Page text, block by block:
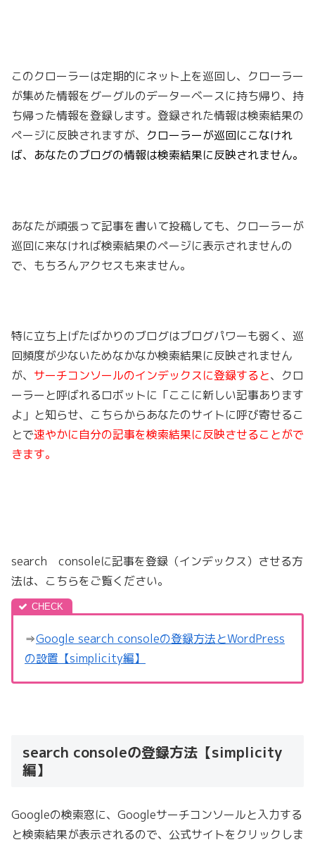
このクローラーは定期的にネット上を巡回し、クローラー
が集めた情報をグーグルのデーターベースに持ち帰り、持
ち帰った情報を登録します。登録された情報は検索結果の
ページに反映されますが、 クローラーが巡回にこなけれ
ば、あなたのブログの情報は検索結果に反映されません。
あなたが頑張って記事を書いて投稿しても、クローラーが
巡回に来なければ検索結果のページに表示されませんの
で、もちろんアクセスも来ません。
特に立ち上げたばかりのブログはブログパワーも弱く、巡
回頻度が少ないためなかなか検索結果に反映されません
が、 サーチコンソールのインデックスに登録すると、クロ
ーラーと呼ばれるロボットに「ここに新しい記事あります
よ」と知らせ、こちらからあなたのサイトに呼び寄せるこ
とで速やかに自分の記事を検索結果に反映させることがで
きます。
search consoleに記事を登録（インデックス）させる方
法は、こちらをご覧ください。
⇒Google search consoleの登録方法とWordPress
の設置【simplicity編】
search consoleの登録方法【simplicity
編】
Googleの検索窓に、Googleサーチコンソールと入力する
と検索結果が表示されるので、公式サイトをクリックしま